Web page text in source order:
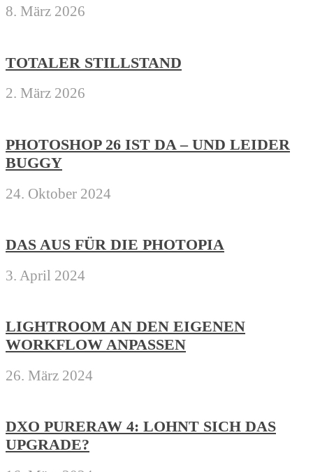
8. März 2026
TOTALER STILLSTAND
2. März 2026
PHOTOSHOP 26 IST DA – UND LEIDER
BUGGY
24. Oktober 2024
DAS AUS FÜR DIE PHOTOPIA
3. April 2024
LIGHTROOM AN DEN EIGENEN
WORKFLOW ANPASSEN
26. März 2024
DXO PURERAW 4: LOHNT SICH DAS
UPGRADE?